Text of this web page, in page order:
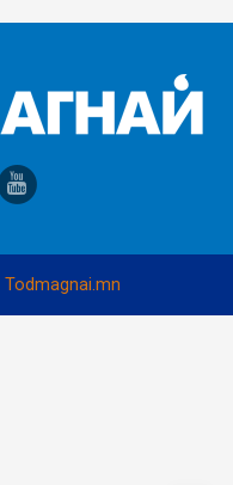
Todmagnai.mn